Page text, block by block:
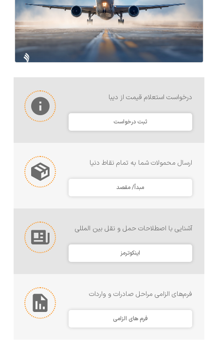
درخواست استعلام قیمت از دیبا
ثبت درخواست
ارسال محمولات شما به تمام نقاط دنیا
مبدأ/ مقصد
آشنایی با اصطلاحات حمل و نقل بین المللی
اینکوترمز
فرم‌های الزامی مراحل صادرات و واردات
فرم های الزامی